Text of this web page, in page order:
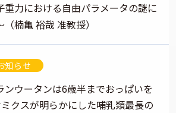
重力における自由パラメータの謎に
楠亀 裕哉 准教授）
知らせ
ンウータンは6歳半までおっぱいを
クスが明らかにした哺乳類最長の